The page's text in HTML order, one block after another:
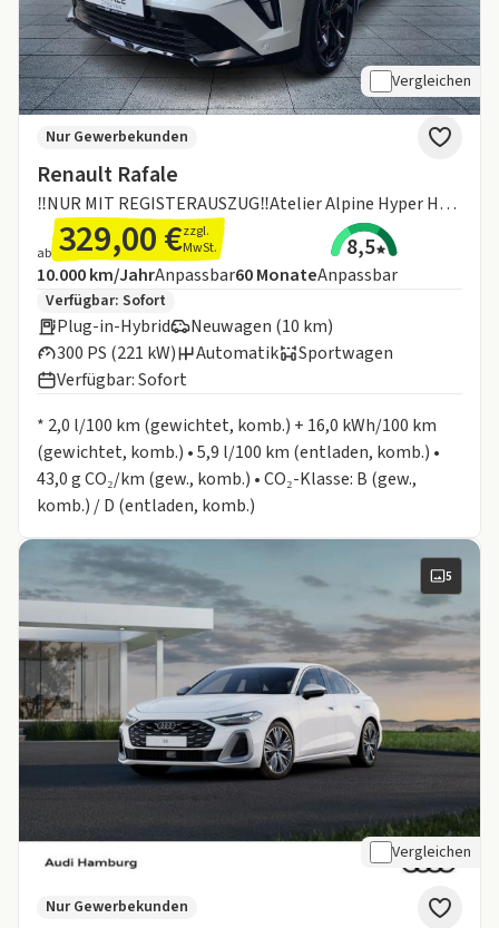
Vergleichen
Renault Rafale
‼️NUR MIT REGISTERAUSZUG‼️Atelier Alpine Hyper Hybrid 4x4 300 Plug-
Nur Gewerbekunden
ab 329,00 €zzgl.
MwSt.
8,5
Angebotsdetails:
Inklusive Laufleistung
10.000 km/JahrAnpassbarLaufzeit
60MonateAnpassbar
Zusätzliche Fahrzeuginformationen:
Verfügbar: Sofort
Plug-in-Hybrid
Neuwagen (10 km)
300 PS (221 kW)
Automatik
Sportwagen
Verfügbar: Sofort
* 2,0 l/100 km (gewichtet, komb.) + 16,0 kWh/100 km
(gewichtet, komb.) • 5,9 l/100 km (entladen, komb.) •
43,0 g CO₂/km (gew., komb.) • CO₂-Klasse: B (gew.,
komb.) / D (entladen, komb.)
5
Vergleichen
Nur Gewerbekunden